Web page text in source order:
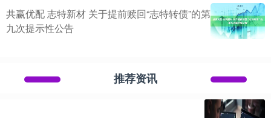
共赢优配 志特新材 关于提前赎回“志特转债”的第
九次提示性公告
推荐资讯